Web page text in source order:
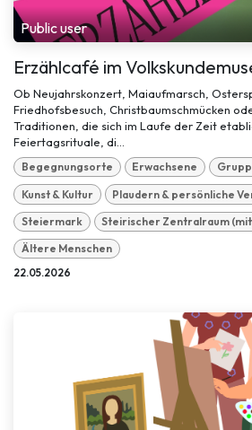
Public user
Erzählcafé im
Ob Neujahrskonzert, Maiaufmarsch,
Friedhofsbesuch, Christbaumschmücken
Traditionen, die sich im Laufe der Zeit
Feiertagsrituale, di...
Begegnungsorte Erwachsene
Kunst & Kultur Plaudern & persönliche
Steiermark Steirischer Zentralraum
Ältere Menschen
22.05.2026